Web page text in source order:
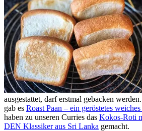
ausgestattet, darf erstmal gebacken
gab es Roast Paan – ein geröstetes
haben zu unseren Curries das Kokos-Roti
DEN Klassiker aus Sri Lanka gemacht.